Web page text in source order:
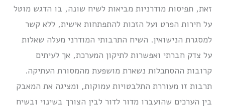
זאת, תפיסות מודרניות מביאות לשיח שונה, בו הדגש מוטל
על חירות הפרט ועל הזכות להתפתחות אישית, ללא קשר
למסגרת הנישואין. השיח התרבותי המודרני מעלה שאלות
על צדק חברתי ואפשרות לתיקון המערכת, אך לעיתים
קרובות ההסתכלות נשארת מושפעת מהמסורת העתיקה.
תרבות זו מעוררת התלבטויות עמוקות, ומציגה את המאבק
בין הערכים שהועברו מדור לדור לבין הצורך בשינוי ובשיח